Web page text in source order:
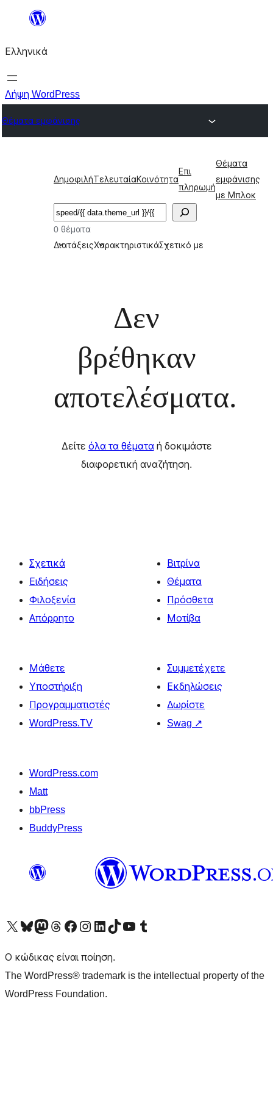
Μετάβαση
περιεχόμενο
Ελληνικά
Λήψη WordPress
Θέματα εμφάνισης
ΔημοφιλήΤελευταίαΚοινότητα
Επι
πληρωμή
Θέματα
εμφάνισης
με Μπλοκ
Αναζήτηση
0 θέματα
ΔιατάξειςΧαρακτηριστικάΣχετικό με
Δεν
βρέθηκαν
αποτελέσματα.
Δείτε όλα τα θέματαή δοκιμάστε
διαφορετική αναζήτηση.
Σχετικά
Ειδήσεις
Φιλοξενία
Απόρρητο
Βιτρίνα
Θέματα
Πρόσθετα
Μοτίβα
Μάθετε
Υποστήριξη
Προγραμματιστές
WordPress.TV
Συμμετέχετε
Εκδηλώσεις
Δωρίστε
Swag ↗
WordPress.com
Matt
bbPress
BuddyPress
Visit our X (formerly Twitter) account
Visit our Bluesky account
Επισκεφθείτε τον λογαριασμό μας στο Mastodon
Visit our Threads account
Επισκεφτείτε τη σελίδα μας στο Facebook
Επισκεφθείτε τον λογαριασμό μας Instagram
Επισκεφθείτε τον λογαριασμό μας LinkedIn
Visit our TikTok account
Visit our YouTube channel
Visit our Tumblr account
Ο κώδικας είναι ποίηση.
The WordPress® trademark is the intellectual property of the
WordPress Foundation.